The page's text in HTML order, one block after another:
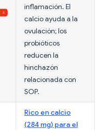
inflamación. El
calcio ayuda a la
ovulación; los
probióticos
reducen la
hinchazón
relacionada con
SOP.
Rico en calcio
(284 mg) para el